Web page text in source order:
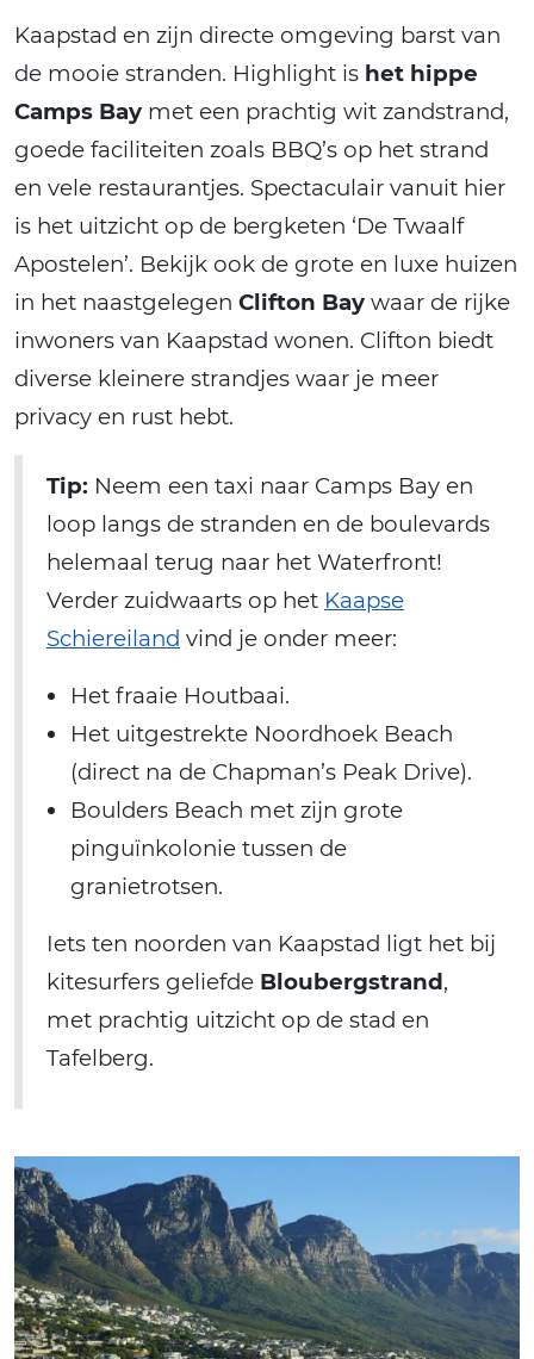
Kaapstad en zijn directe omgeving barst van
de mooie stranden. Highlight is het hippe
Camps Bay met een prachtig wit zandstrand,
goede faciliteiten zoals BBQ’s op het strand
en vele restaurantjes. Spectaculair vanuit hier
is het uitzicht op de bergketen ‘De Twaalf
Apostelen’. Bekijk ook de grote en luxe huizen
in het naastgelegen Clifton Bay waar de rijke
inwoners van Kaapstad wonen. Clifton biedt
diverse kleinere strandjes waar je meer
privacy en rust hebt.
Tip: Neem een taxi naar Camps Bay en
loop langs de stranden en de boulevards
helemaal terug naar het Waterfront!
Verder zuidwaarts op het Kaapse
Schiereiland vind je onder meer:
Het fraaie Houtbaai.
Het uitgestrekte Noordhoek Beach
(direct na de Chapman’s Peak Drive).
Boulders Beach met zijn grote
pinguïnkolonie tussen de
granietrotsen.
Iets ten noorden van Kaapstad ligt het bij
kitesurfers geliefde Bloubergstrand,
met prachtig uitzicht op de stad en
Tafelberg.